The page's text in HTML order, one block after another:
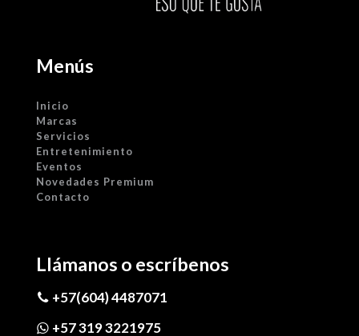
Menús
Inicio
Marcas
Servicios
Entretenimiento
Eventos
Novedades Premium
Contacto
Llámanos o escríbenos
+57(604) 4487071
+57 319 3221975